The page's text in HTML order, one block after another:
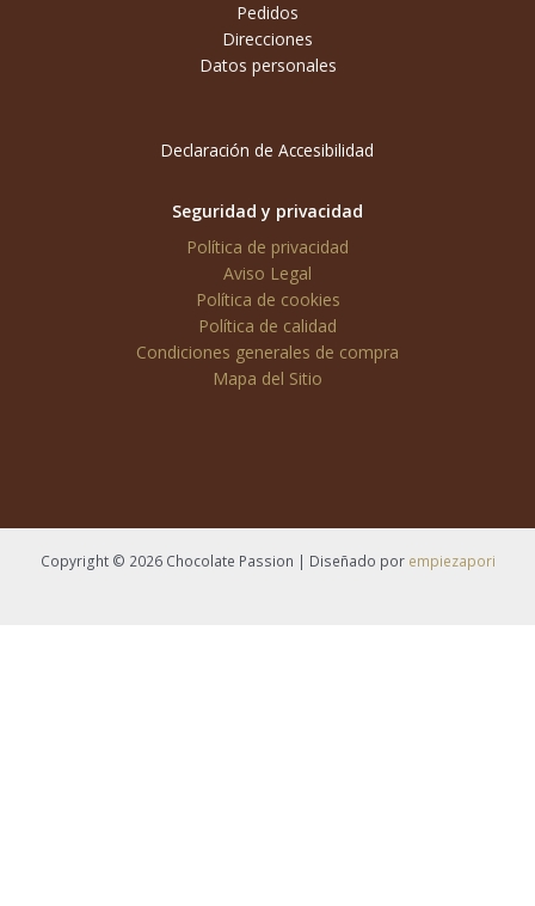
Pedidos
Direcciones
Datos personales
Declaración de Accesibilidad
Seguridad y privacidad
Política de privacidad
Aviso Legal
Política de cookies
Política de calidad
Condiciones generales de compra
Mapa del Sitio
Copyright © 2026 Chocolate Passion | Diseñado por empiezapori